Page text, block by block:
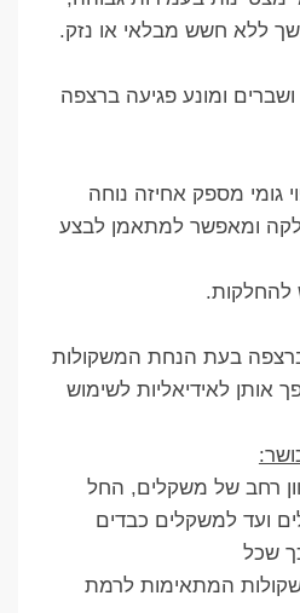
ללא חשש מבלאי או נזק.
ומונע פגיעה ברצפה
גומי מספק אחיזה נוחה
ומאפשר למתאמן לבצע
להחלקות.
ברצפה בעת הנחת המשקולות
אותן לאידיאליות לשימוש
רחב של משקלים, החל
ועד למשקלים כבדים
שכל
המתאימות לרמת